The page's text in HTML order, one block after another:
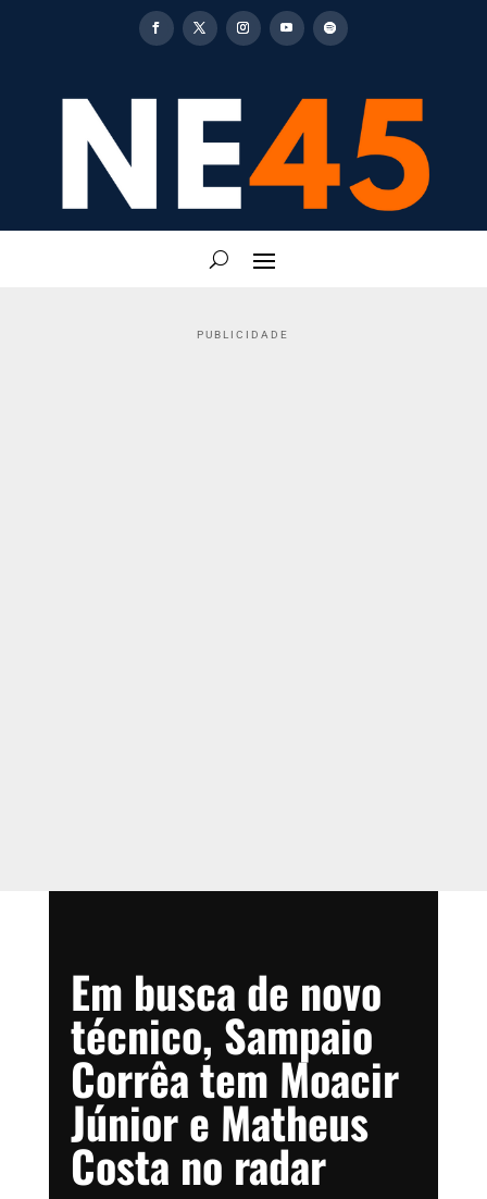
PUBLICIDADE
Em busca de novo
técnico, Sampaio
Corrêa tem Moacir
Júnior e Matheus
Costa no radar